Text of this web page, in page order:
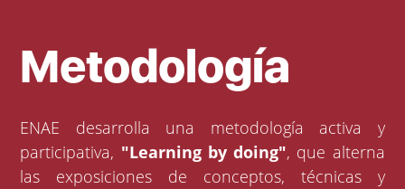
Metodología
ENAE desarrolla una metodología activa y
participativa, "Learning by doing", que alterna
las exposiciones de conceptos, técnicas y